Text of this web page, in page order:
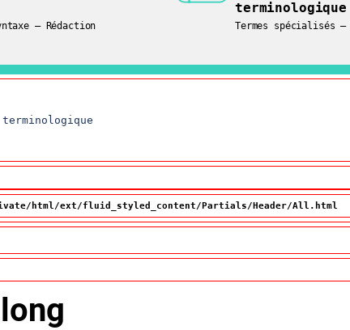
– Rédaction
terminologique
Termes spécialisés
html/ext/fluid_styled_content/Partials/Header/All.html